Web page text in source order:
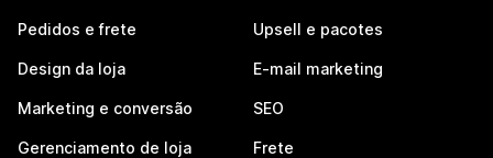
Pedidos e frete
Design da loja
Marketing e conversão
Gerenciamento de loja
Upsell e pacotes
E-mail marketing
SEO
Frete